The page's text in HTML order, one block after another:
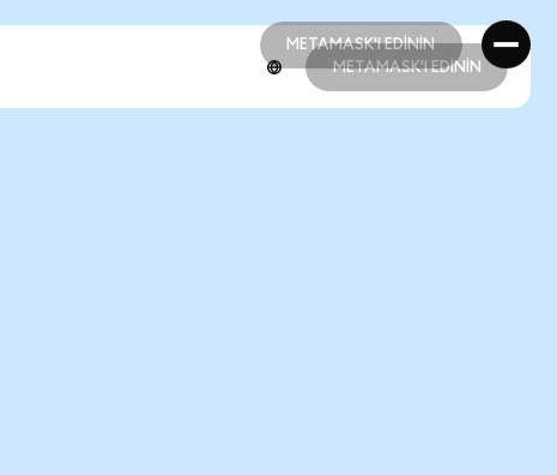
METAMASK'I EDİNİN
METAMASK'I EDİNİN
METAMASK'I EDİNİN